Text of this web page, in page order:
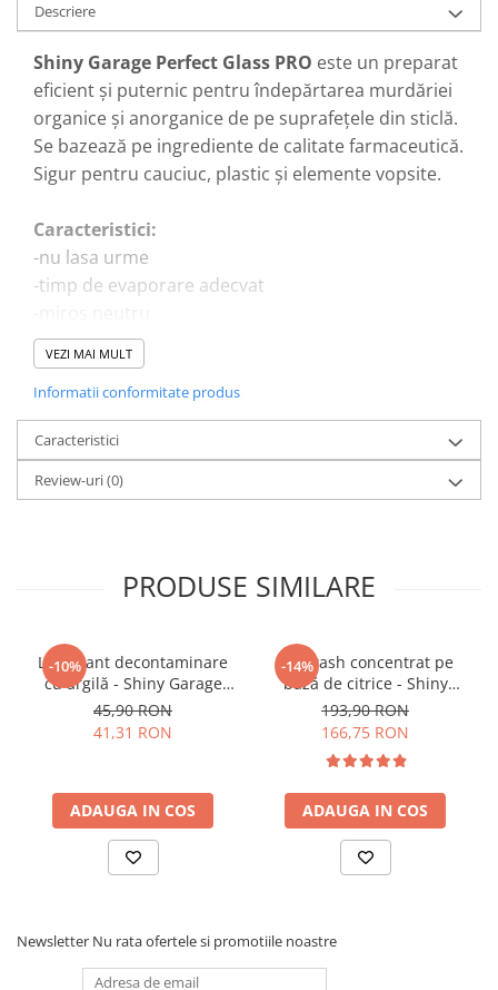
Descriere
Shiny Garage Perfect Glass PRO este un preparat
eficient și puternic pentru îndepărtarea murdăriei
organice și anorganice de pe suprafețele din sticlă.
Se bazează pe ingrediente de calitate farmaceutică.
Sigur pentru cauciuc, plastic și elemente vopsite.
Caracteristici:
-nu lasa urme
-timp de evaporare adecvat
Cum se utilizează:
Asigurați-vă că suprafața este rece.
Nu aplicați în lumina directă a soarelui.
Aplicați o cantitate mică de produs (2-3 pulverizări
de la atomizor) pe sticla uscată.
Ștergeți bine întreaga suprafață cu lavete dedicate
VEZI MAI MULT
Informatii conformitate produs
Caracteristici
Review-uri(0)
PRODUSE SIMILARE
-10%
Lubrifiant decontaminare
cu argilă - Shiny Garage
Smooth Clay Lube (500ml)
45,90 RON
41,31 RON
ADAUGA IN COS
-14%
Pre-wash concentrat pe
bază de citrice - Shiny
Garage Citrus Infused TFR
(5L)
193,90 RON
166,75 RON
ADAUGA IN COS
Newsletter Nu rata ofertele si promotiile noastre